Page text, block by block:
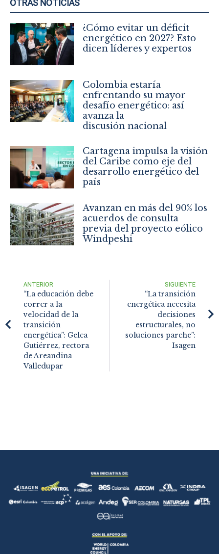
OTRAS NOTICIAS
¿Cómo evitar un déficit
energético en 2027? Esto
dicen líderes y expertos
Colombia estaría
enfrentando su mayor
desafío energético: así
avanza la
discusión nacional
Cartagena impulsa la visión
del Caribe como eje del
desarrollo energético del
país
Avanzan en más del 90% los
acuerdos de consulta
previa del proyecto eólico
Windpeshi
ANTERIOR
“La educación debe
correr a la
velocidad de la
transición
energética”: Gelca
Gutiérrez, rectora
de Areandina
Valledupar
SIGUIENTE
“La transición
energética necesita
decisiones
estructurales, no
soluciones parche”:
Isagen